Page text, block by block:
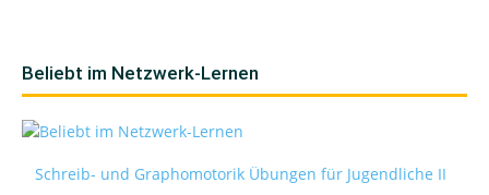
Beliebt im Netzwerk-Lernen
Schreib- und Graphomotorik Übungen für Jugendliche II